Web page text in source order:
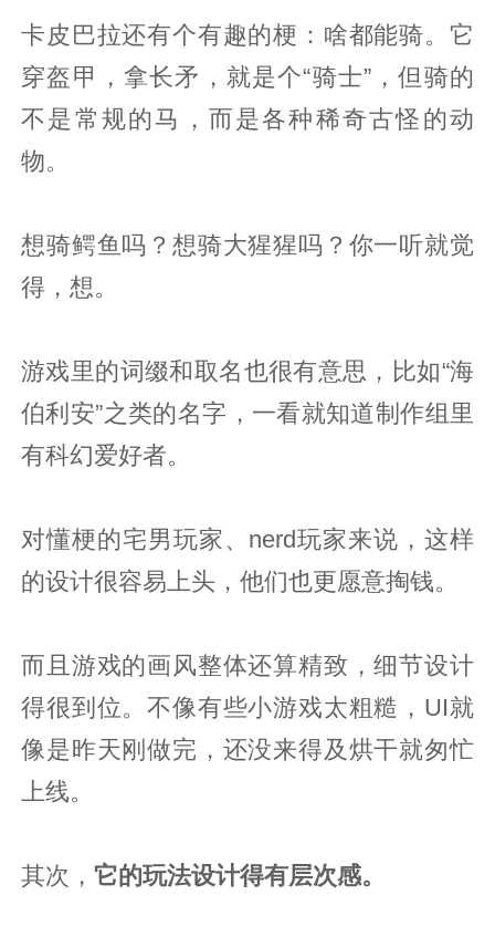
卡皮巴拉还有个有趣的梗：啥都能骑。它
穿盔甲，拿长矛，就是个“骑士”，但骑的
不是常规的马，而是各种稀奇古怪的动
物。
想骑鳄鱼吗？想骑大猩猩吗？你一听就觉
得，想。
游戏里的词缀和取名也很有意思，比如“海
伯利安”之类的名字，一看就知道制作组里
有科幻爱好者。
对懂梗的宅男玩家、nerd玩家来说，这样
的设计很容易上头，他们也更愿意掏钱。
而且游戏的画风整体还算精致，细节设计
得很到位。不像有些小游戏太粗糙，UI就
像是昨天刚做完，还没来得及烘干就匆忙
上线。
其次， 它的玩法设计得有层次感。